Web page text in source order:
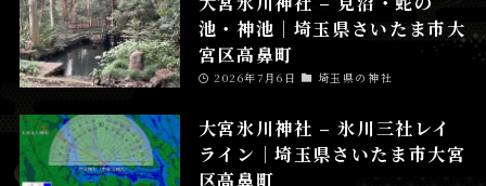
池・神池│埼玉県さいたま市大
宮区高鼻町
2026年7月6日 埼玉県の神社
大宮氷川神社 – 氷川三社レイ
ライン│埼玉県さいたま市大宮
区高鼻町